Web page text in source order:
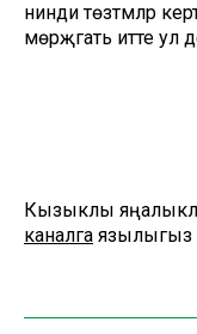
нинди төзәтмәләр
мөрәҗәгать итте ул
Кызыклы
каналга язылыгыз